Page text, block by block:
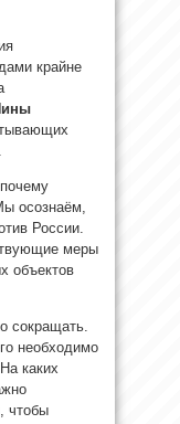
крайне
осознаём,
России.
меры
объектов
сокращать.
необходимо
каких
чтобы